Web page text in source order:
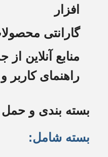
افزار
گارانتی
منابع آنلاین از
راهنمای کاربر
بسته بندی و
بسته شامل: